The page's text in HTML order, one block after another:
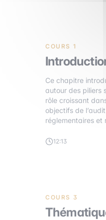
COURS 1
Ce chapitre
autour des piliers
rôle croissant
objectifs de
réglementaires et
12:13
COURS 3